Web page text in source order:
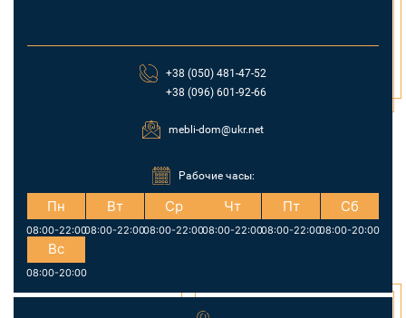
+38 (050) 481-47-52
+38 (096) 601-92-66
mebli-dom@ukr.net
Рабочие часы:
Пн
08:00-22:00
Вт
08:00-22:00
Ср
08:00-22:00
Чт
08:00-22:00
Пт
08:00-22:00
Сб
08:00-20:00
Вс
08:00-20:00